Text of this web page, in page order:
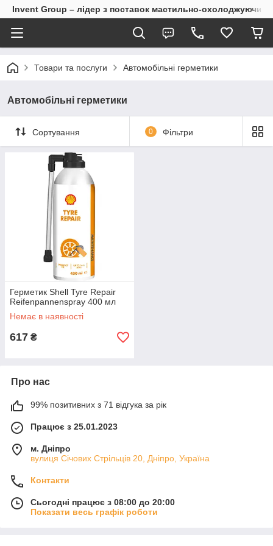
Invent Group – лідер з поставок мастильно-охолоджуючих
Товари та послуги Автомобільні герметики
Автомобільні герметики
Сортування 0 Фільтри
Герметик Shell Tyre Repair
Reifenpannenspray 400 мл
Немає в наявності
617 ₴
Про нас
99% позитивних з 71 відгука за рік
Працює з 25.01.2023
м. Дніпро
вулиця Січових Стрільців 20, Дніпро, Україна
Контакти
Сьогодні працює з 08:00 до 20:00
Показати весь графік роботи